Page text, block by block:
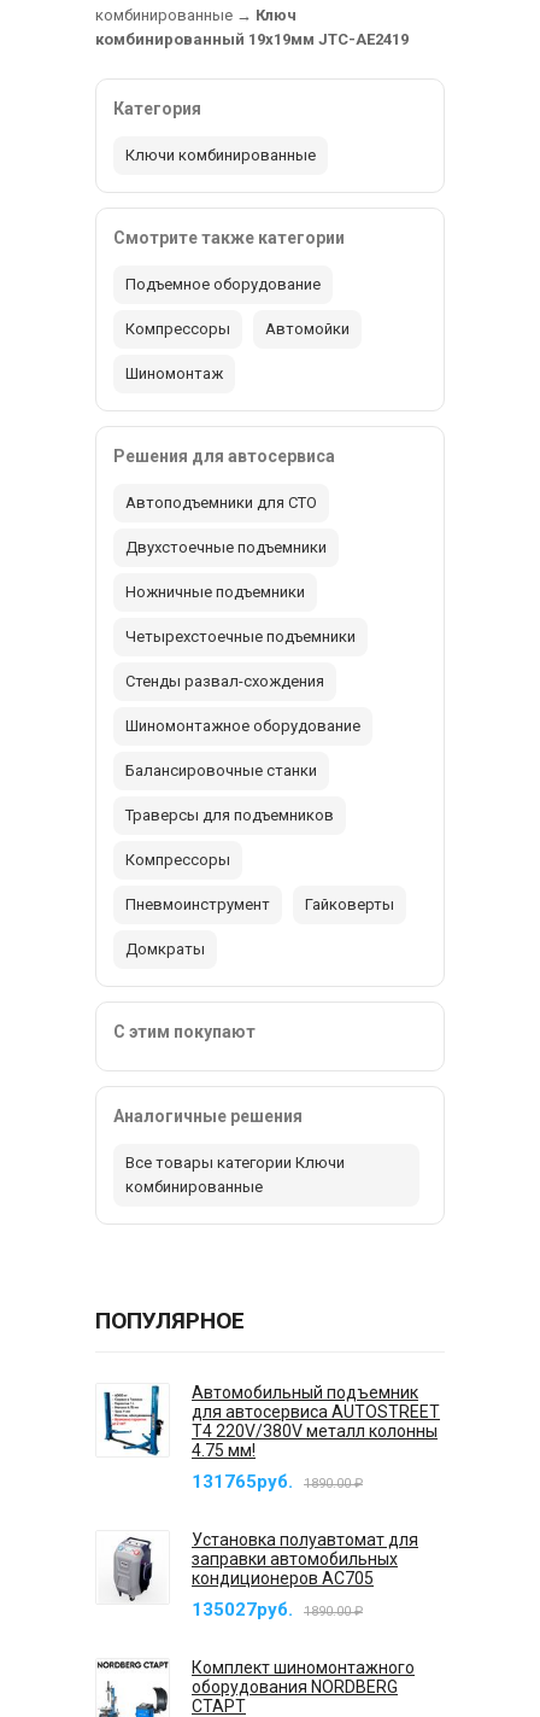
комбинированные → Ключ
комбинированный 19х19мм JTC-AE2419
Категория
Ключи комбинированные
Смотрите также категории
Подъемное оборудование
Компрессоры Автомойки
Шиномонтаж
Решения для автосервиса
Автоподъемники для СТО
Двухстоечные подъемники
Ножничные подъемники
Четырехстоечные подъемники
Стенды развал-схождения
Шиномонтажное оборудование
Балансировочные станки
Траверсы для подъемников
Компрессоры
Пневмоинструмент Гайковерты
Домкраты
С этим покупают
Аналогичные решения
Все товары категории Ключи
комбинированные
ПОПУЛЯРНОЕ
Автомобильный подъемник
для автосервиса AUTOSTREET
T4 220V/380V металл колонны
4.75 мм!
131765руб. 1890.00 ₽
Установка полуавтомат для
заправки автомобильных
кондиционеров AC705
135027руб. 1890.00 ₽
Комплект шиномонтажного
оборудования NORDBERG
СТАРТ